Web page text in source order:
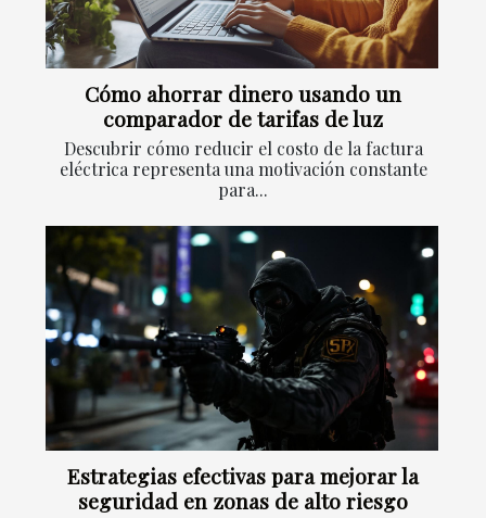
Cómo ahorrar dinero usando un
comparador de tarifas de luz
Descubrir cómo reducir el costo de la factura
eléctrica representa una motivación constante
para...
Estrategias efectivas para mejorar la
seguridad en zonas de alto riesgo